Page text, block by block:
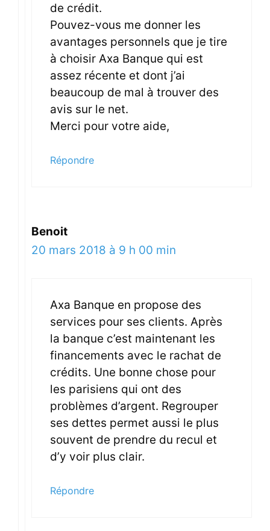
de crédit.
Pouvez-vous me donner les
avantages personnels que je tire
à choisir Axa Banque qui est
assez récente et dont j’ai
beaucoup de mal à trouver des
avis sur le net.
Merci pour votre aide,
Répondre
Benoit
20 mars 2018 à 9 h 00 min
Axa Banque en propose des
services pour ses clients. Après
la banque c’est maintenant les
financements avec le rachat de
crédits. Une bonne chose pour
les parisiens qui ont des
problèmes d’argent. Regrouper
ses dettes permet aussi le plus
souvent de prendre du recul et
d’y voir plus clair.
Répondre